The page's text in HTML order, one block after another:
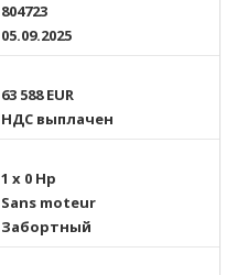
804723
05.09.2025
63 588 EUR
НДС выплачен
1 x 0 Hp
Sans moteur
Забортный